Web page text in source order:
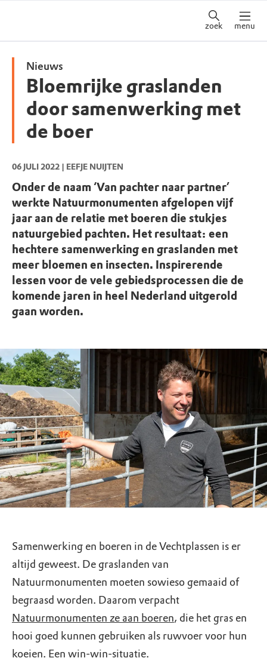
zoek menu
Nieuws
Bloemrijke graslanden
door samenwerking met
de boer
06 JULI 2022 | EEFJE NUIJTEN
Onder de naam ‘Van pachter naar partner’
werkte Natuurmonumenten afgelopen vijf
jaar aan de relatie met boeren die stukjes
natuurgebied pachten. Het resultaat: een
hechtere samenwerking en graslanden met
meer bloemen en insecten. Inspirerende
lessen voor de vele gebiedsprocessen die de
komende jaren in heel Nederland uitgerold
gaan worden.
Samenwerking en boeren in de Vechtplassen is er
altijd geweest. De graslanden van
Natuurmonumenten moeten sowieso gemaaid of
begraasd worden. Daarom verpacht
Natuurmonumenten ze aan boeren, die het gras en
hooi goed kunnen gebruiken als ruwvoer voor hun
koeien. Een win-win-situatie.